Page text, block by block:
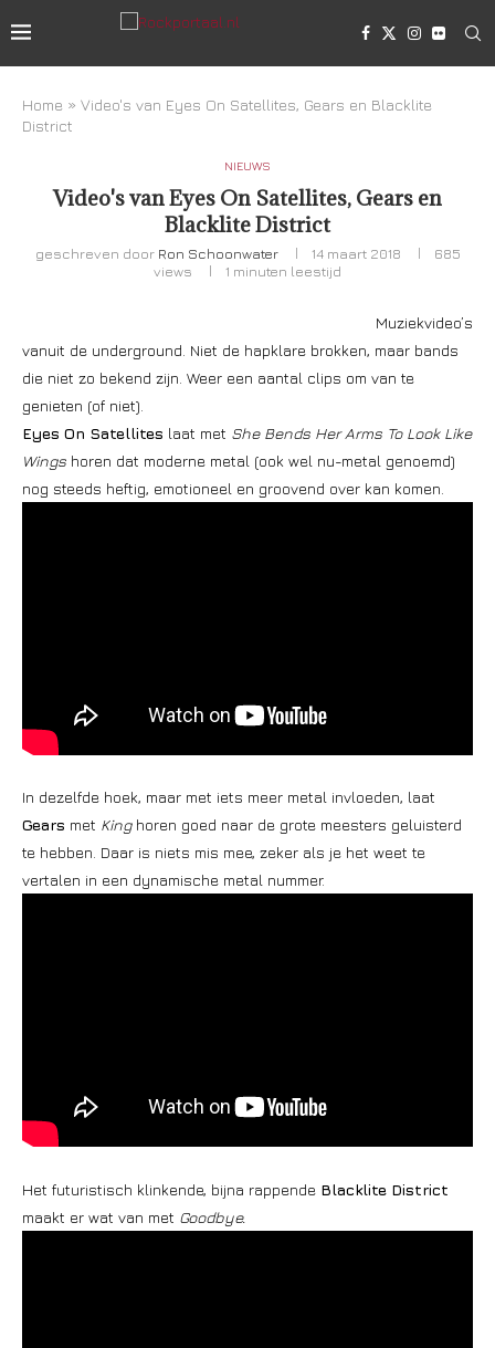
Home » Video's van Eyes On Satellites, Gears en Blacklite
District
NIEUWS
Video's van Eyes On Satellites, Gears en
Blacklite District
geschreven door Ron Schoonwater 14 maart 2018
685
views
1 minuten leestijd
Muziekvideo’s
vanuit de underground. Niet de hapklare brokken, maar bands
die niet zo bekend zijn. Weer een aantal clips om van te
genieten (of niet).
Eyes On Satellites laat met She Bends Her Arms To Look Like
Wings horen dat moderne metal (ook wel nu-metal genoemd)
nog steeds heftig, emotioneel en groovend over kan komen.
In dezelfde hoek, maar met iets meer metal invloeden, laat
Gears met Kinghoren goed naar de grote meesters geluisterd
te hebben. Daar is niets mis mee, zeker als je het weet te
vertalen in een dynamische metal nummer.
Het futuristisch klinkende, bijna rappende Blacklite District
maakt er wat van met Goodbye.